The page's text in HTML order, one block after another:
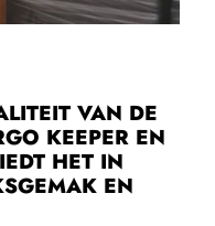
VAN DE
KEEPER EN
HET IN
EN